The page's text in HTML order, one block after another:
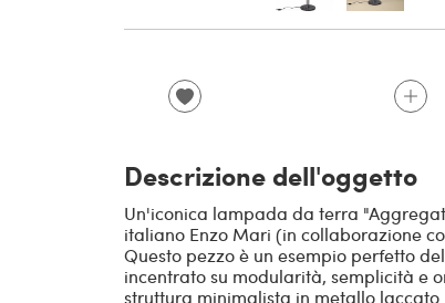
Descrizione dell'oggetto
Un'iconica lampada da terra
italiano Enzo Mari (in collaborazione
Questo pezzo è un esempio perfetto
incentrato su modularità, semplicità e
struttura minimalista in metallo